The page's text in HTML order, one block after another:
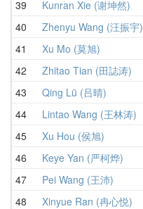
39 Kunran Xie (谢坤然)
40 Zhenyu Wang (汪振宇)
41 Xu Mo (莫旭)
42 Zhitao Tian (田誌涛)
43 Qing Lü (吕晴)
44 Lintao Wang (王林涛)
45 Xu Hou (侯旭)
46 Keye Yan (严柯烨)
47 Pei Wang (王沛)
48 Xinyue Ran (冉心悦)